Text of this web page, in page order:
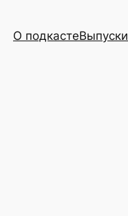
О подкастеВыпуски